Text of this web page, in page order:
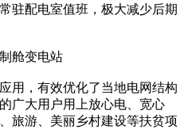
驻配电室值班，极大减少后期
，有效优化了当地电网结构
广大用户用上放心电、宽心
旅游、美丽乡村建设等扶贫项